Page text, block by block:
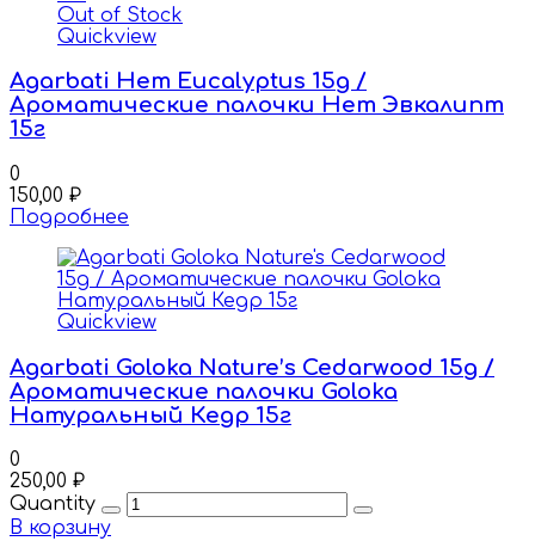
Out of Stock
Quickview
Agarbati Hem Eucalyptus 15g /
Ароматические палочки Hem Эвкалипт
15г
0
150,00 ₽
Подробнее
Quickview
Agarbati Goloka Nature’s Cedarwood 15g /
Ароматические палочки Goloka
Натуральный Кедр 15г
0
250,00 ₽
Quantity
В корзину